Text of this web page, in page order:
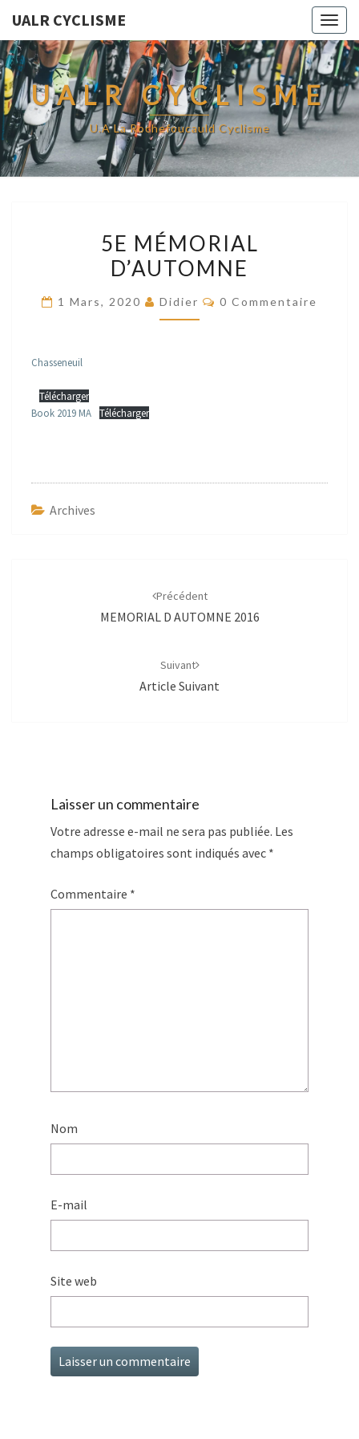
UALR CYCLISME
UALR CYCLISME
U.A La Rochefoucauld Cyclisme
MÉMORIAL
D’AUTOMNE
5E MÉMORIAL
D’AUTOMNE
1 Mars, 2020 Didier Commentaires
0 Commentaire
Chasseneuil
Télécharger
Book 2019 MA
Télécharger
Archives
Précédent
MEMORIAL D AUTOMNE 2016
Suivant
Article Suivant
Laisser un commentaire
Votre adresse e-mail ne sera pas publiée. Les
champs obligatoires sont indiqués avec *
Commentaire *
Nom
E-mail
Site web